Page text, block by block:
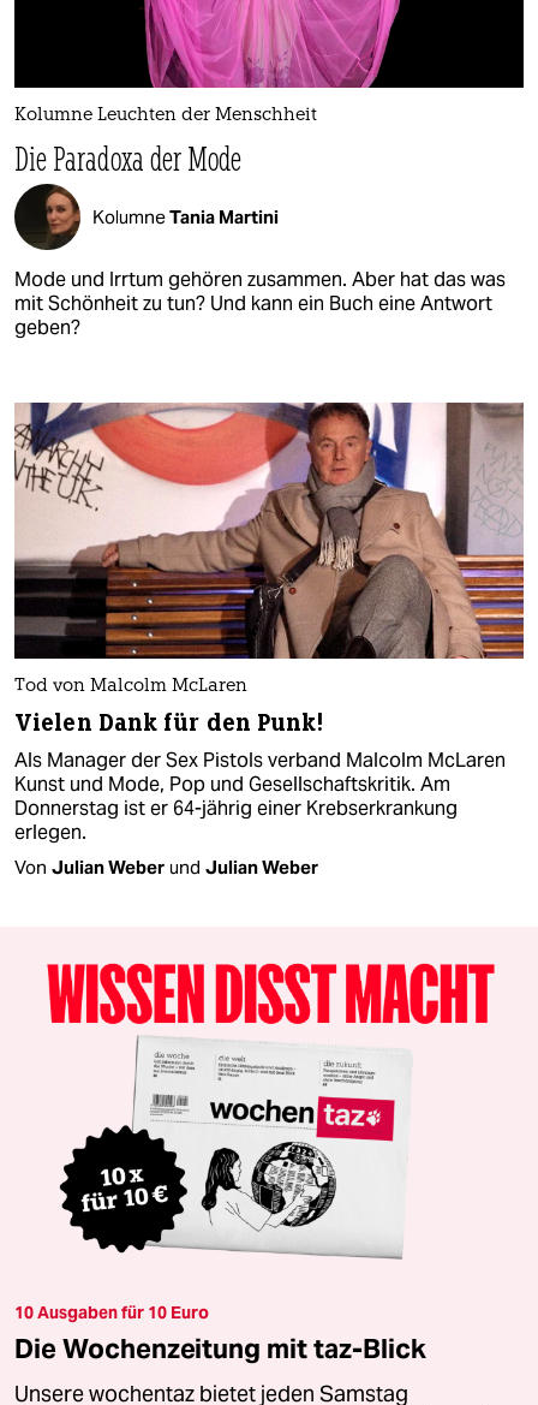
Kolumne Leuchten der Menschheit
Die Paradoxa der Mode
KolumneTania Martini
Mode und Irrtum gehören zusammen. Aber hat das was
mit Schönheit zu tun? Und kann ein Buch eine Antwort
geben?
Tod von Malcolm McLaren
Vielen Dank für den Punk!
Als Manager der Sex Pistols verband Malcolm McLaren
Kunst und Mode, Pop und Gesellschaftskritik. Am
Donnerstag ist er 64-jährig einer Krebserkrankung
erlegen.
Von Julian Weber und Julian Weber
10 Ausgaben für 10 Euro
Die Wochenzeitung mit taz-Blick
Unsere wochentaz bietet jeden Samstag